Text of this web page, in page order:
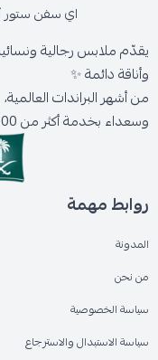
اي سفن ستور
يقدّم ملابس رجالية
وأناقة دائمة ✨
من أشهر البراندات العالمية،
وسعداء بخدمة أكثر من 300,000 عميل حول المملكة.
روابط مهمة
المدونة
من نحن
سياسة الخصوصية
سياسة الاستبدال والاسترجاع